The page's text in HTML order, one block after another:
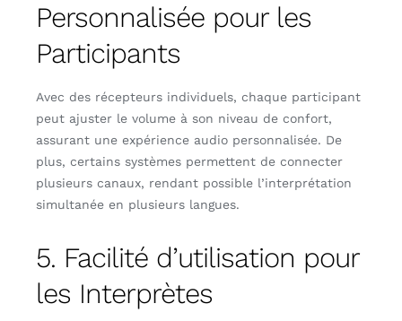
Personnalisée pour les
Participants
Avec des récepteurs individuels, chaque participant
peut ajuster le volume à son niveau de confort,
assurant une expérience audio personnalisée. De
plus, certains systèmes permettent de connecter
plusieurs canaux, rendant possible l’interprétation
simultanée en plusieurs langues.
5. Facilité d’utilisation pour
les Interprètes